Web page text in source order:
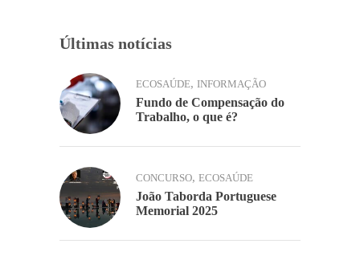
Últimas notícias
ECOSAÚDE, INFORMAÇÃO
Fundo de Compensação do
Trabalho, o que é?
CONCURSO, ECOSAÚDE
João Taborda Portuguese
Memorial 2025